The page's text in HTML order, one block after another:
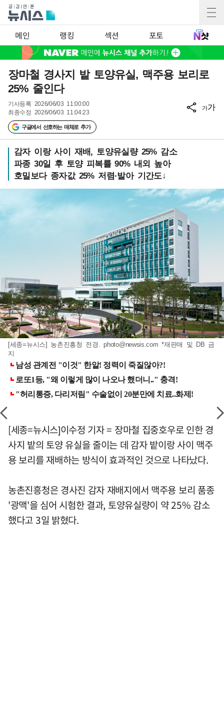
메인 랭킹 섹션 포토
장마철 경사지 밭 토양유실, 맥주용 보리로
25% 줄인다
기사등록 2026/06/03 11:00:00
최종수정 2026/06/03 11:04:23
구글에서 선호하는 매체로 추가
가가
감자 이랑 사이 재배, 토양유실량 25% 감소
파종 30일 후 토양 피복률 90% 내외 높아
호밀보다 종자값 25% 저렴·발아 기간도↓
[세종=뉴시스] 농촌진흥청 전경.photo@newsis.com *재판매 및 DB 금
지
[세종=뉴시스]이수정 기자 = 장마철 집중호우로 인한 경
사지 밭의 토양 유실을 줄이는 데 감자 밭이랑 사이 맥주
용 보리를 재배하는 방식이 효과적인 것으로 나타났다.
농촌진흥청은 경사진 감자 재배지에서 맥주용 보리 품종
'광맥'을 심어 시험한 결과, 토양유실량이 약 25% 감소
했다고 3일 밝혔다.